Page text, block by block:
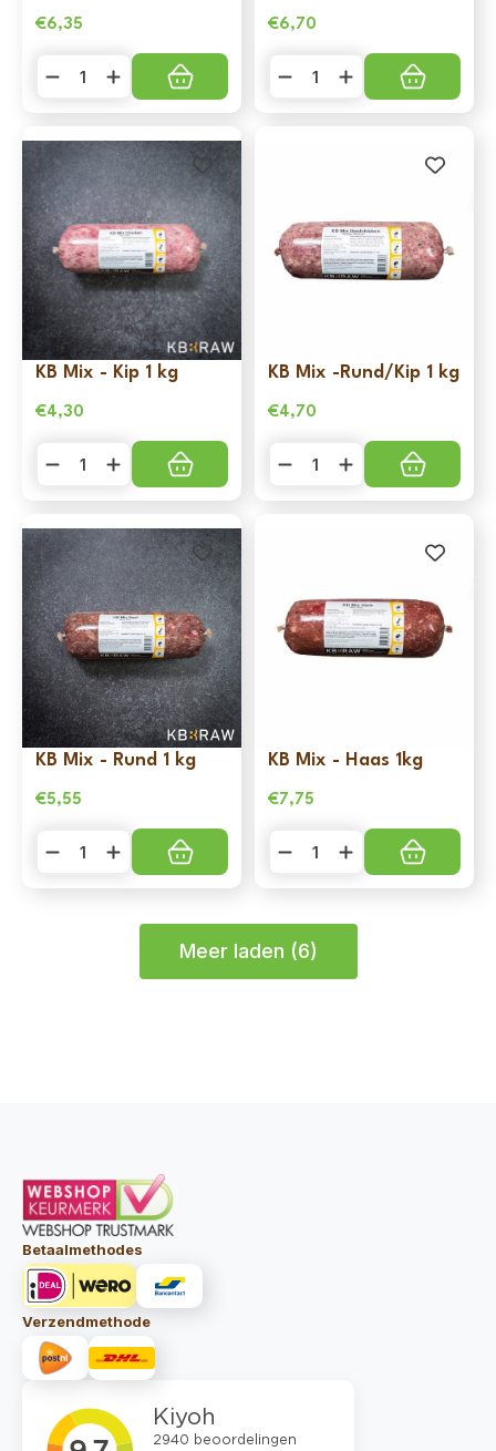
€6,35
Mix
kg
aantal
€6,70
Mix
KB Mix - Kip 1 kg
€4,30
Mix
kg
aantal
KB Mix -Rund/Kip 1 kg
€4,70
Mix
KB Mix - Rund 1 kg
€5,55
Mix
KB Mix - Haas 1kg
€7,75
Mix
aantal
Meer laden (6)
Betaalmethodes
Verzendmethode